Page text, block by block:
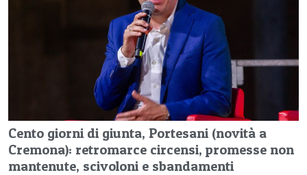
Cento giorni di giunta, Portesani (novità a
Cremona): retromarce circensi, promesse non
mantenute, scivoloni e sbandamenti